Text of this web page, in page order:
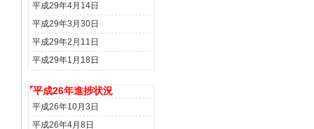
平成29年4月14日
平成29年3月30日
平成29年2月11日
平成29年1月18日
平成26年進捗状況
平成26年10月3日
平成26年4月8日